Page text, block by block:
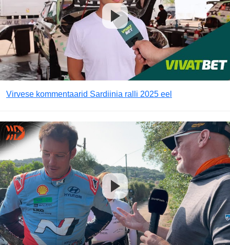
Virvese kommentaarid Sardiinia ralli 2025 eel